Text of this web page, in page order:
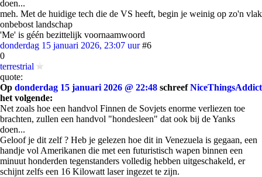
doen...
meh. Met de huidige tech die de VS heeft, begin je weinig op zo'n vlak
onbebost landschap
'Me' is géén bezittelijk voornaamwoord
donderdag 15 januari 2026, 23:07 uur #6
0
terrestrial
quote:
Op donderdag 15 januari 2026 @ 22:48 schreefNiceThingsAddict
het volgende:
Net zoals hoe een handvol Finnen de Sovjets enorme verliezen toe
brachten, zullen een handvol "hondesleen" dat ook bij de Yanks
doen...
Geloof je dit zelf ? Heb je gelezen hoe dit in Venezuela is gegaan, een
handje vol Amerikanen die met een futuristisch wapen binnen een
minuut honderden tegenstanders volledig hebben uitgeschakeld, er
schijnt zelfs een 16 Kilowatt laser ingezet te zijn.